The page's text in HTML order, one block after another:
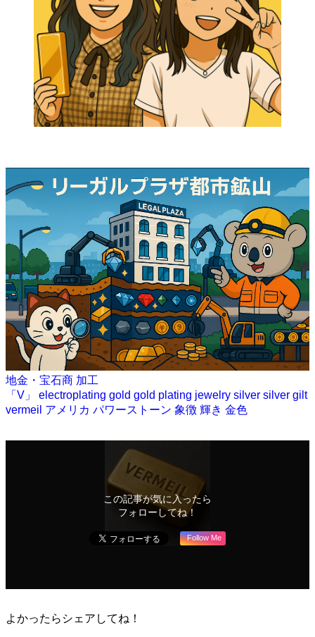
地金・宝石商 加工
「V」 electroplating gold gold plating jewelry silver silver gilt
vermeil アメリカ パワーストーン 象徴 輝き 金色
この記事が気に入ったら
フォローしてね！
Follow Me
よかったらシェアしてね！